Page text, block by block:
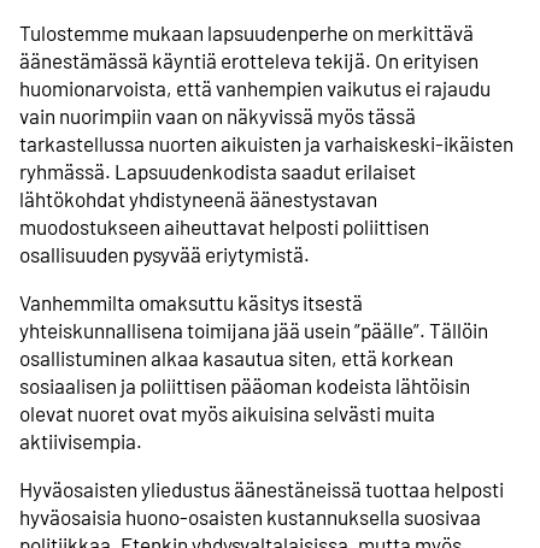
Tulostemme mukaan lapsuudenperhe on merkittävä
äänestämässä käyntiä erotteleva tekijä. On erityisen
huomionarvoista, että vanhempien vaikutus ei rajaudu
vain nuorimpiin vaan on näkyvissä myös tässä
tarkastellussa nuorten aikuisten ja varhaiskeski-ikäisten
ryhmässä. Lapsuudenkodista saadut erilaiset
lähtökohdat yhdistyneenä äänestystavan
muodostukseen aiheuttavat helposti poliittisen
osallisuuden pysyvää eriytymistä.
Vanhemmilta omaksuttu käsitys itsestä
yhteiskunnallisena toimijana jää usein ”päälle”. Tällöin
osallistuminen alkaa kasautua siten, että korkean
sosiaalisen ja poliittisen pääoman kodeista lähtöisin
olevat nuoret ovat myös aikuisina selvästi muita
aktiivisempia.
Hyväosaisten yliedustus äänestäneissä tuottaa helposti
hyväosaisia huono-osaisten kustannuksella suosivaa